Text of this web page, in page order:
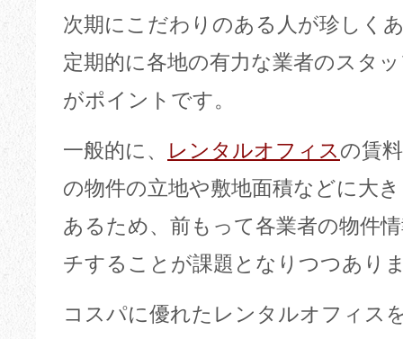
次期にこだわりのある人が珍しく
定期的に各地の有力な業者のスタ
がポイントです。
一般的に、 レンタルオフィスの賃
の物件の立地や敷地面積などに大
あるため、前もって各業者の物件
チすることが課題となりつつあり
コスパに優れたレンタルオフィス